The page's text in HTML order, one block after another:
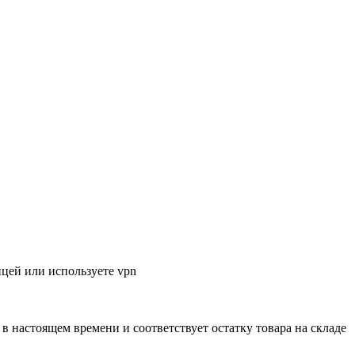
или используете vpn
настоящем времени и соответствует остатку товара на складе